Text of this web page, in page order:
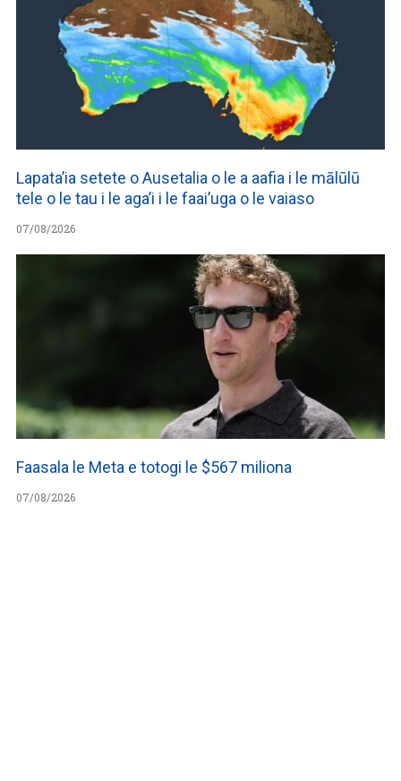
Lapata’ia setete o Ausetalia o le a aafia i le mālūlū
tele o le tau i le aga’i i le faai’uga o le vaiaso
07/08/2026
Faasala le Meta e totogi le $567 miliona
07/08/2026